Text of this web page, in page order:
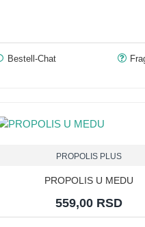
Bestell-Chat
PROPOLIS PLUS
PROPOLIS U MEDU
559,00 RSD